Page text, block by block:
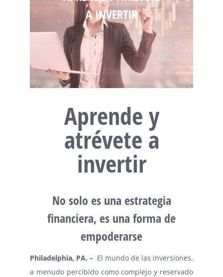
A INVERTIR
Aprende y
atrévete a
invertir
No solo es una estrategia
financiera, es una forma de
empoderarse
Philadelphia, PA. – El mundo de las inversiones,
a menudo percibido como complejo y reservado